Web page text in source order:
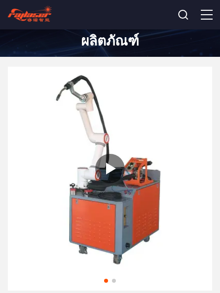
ผลิตภัณฑ์